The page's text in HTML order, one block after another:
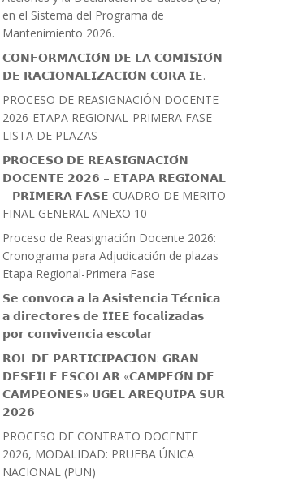
en el Sistema del Programa de
Mantenimiento 2026.
𝗖𝗢𝗡𝗙𝗢𝗥𝗠𝗔𝗖𝗜𝗢́𝗡 𝗗𝗘 𝗟𝗔 𝗖𝗢𝗠𝗜𝗦𝗜𝗢́𝗡
𝗗𝗘 𝗥𝗔𝗖𝗜𝗢𝗡𝗔𝗟𝗜𝗭𝗔𝗖𝗜𝗢́𝗡 𝗖𝗢𝗥𝗔 𝗜𝗘.
PROCESO DE REASIGNACIÓN DOCENTE
2026-ETAPA REGIONAL-PRIMERA FASE-
LISTA DE PLAZAS
𝗣𝗥𝗢𝗖𝗘𝗦𝗢 𝗗𝗘 𝗥𝗘𝗔𝗦𝗜𝗚𝗡𝗔𝗖𝗜𝗢́𝗡
𝗗𝗢𝗖𝗘𝗡𝗧𝗘 𝟮𝟬𝟮𝟲 – 𝗘𝗧𝗔𝗣𝗔 𝗥𝗘𝗚𝗜𝗢𝗡𝗔𝗟
– 𝗣𝗥𝗜𝗠𝗘𝗥𝗔 𝗙𝗔𝗦𝗘 CUADRO DE MERITO
FINAL GENERAL ANEXO 10
Proceso de Reasignación Docente 2026:
Cronograma para Adjudicación de plazas
Etapa Regional-Primera Fase
𝗦𝗲 𝗰𝗼𝗻𝘃𝗼𝗰𝗮 𝗮 𝗹𝗮 𝗔𝘀𝗶𝘀𝘁𝗲𝗻𝗰𝗶𝗮 𝗧𝗲́𝗰𝗻𝗶𝗰𝗮
𝗮 𝗱𝗶𝗿𝗲𝗰𝘁𝗼𝗿𝗲𝘀 𝗱𝗲 𝗜𝗜𝗘𝗘 𝗳𝗼𝗰𝗮𝗹𝗶𝘇𝗮𝗱𝗮𝘀
𝗽𝗼𝗿 𝗰𝗼𝗻𝘃𝗶𝘃𝗲𝗻𝗰𝗶𝗮 𝗲𝘀𝗰𝗼𝗹𝗮𝗿
𝗥𝗢𝗟 𝗗𝗘 𝗣𝗔𝗥𝗧𝗜𝗖𝗜𝗣𝗔𝗖𝗜𝗢́𝗡: 𝗚𝗥𝗔𝗡
𝗗𝗘𝗦𝗙𝗜𝗟𝗘 𝗘𝗦𝗖𝗢𝗟𝗔𝗥 «𝗖𝗔𝗠𝗣𝗘𝗢́𝗡 𝗗𝗘
𝗖𝗔𝗠𝗣𝗘𝗢𝗡𝗘𝗦» 𝗨𝗚𝗘𝗟 𝗔𝗥𝗘𝗤𝗨𝗜𝗣𝗔 𝗦𝗨𝗥
𝟮𝟬𝟮𝟲
PROCESO DE CONTRATO DOCENTE
2026, MODALIDAD: PRUEBA ÚNICA
NACIONAL (PUN)